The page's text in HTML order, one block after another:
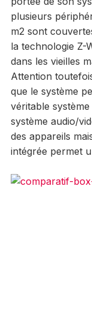
plusieurs
m2 sont
la technologie Z-
dans les vieilles
Attention
que le système
véritable système
système audio/
des appareils
intégrée permet